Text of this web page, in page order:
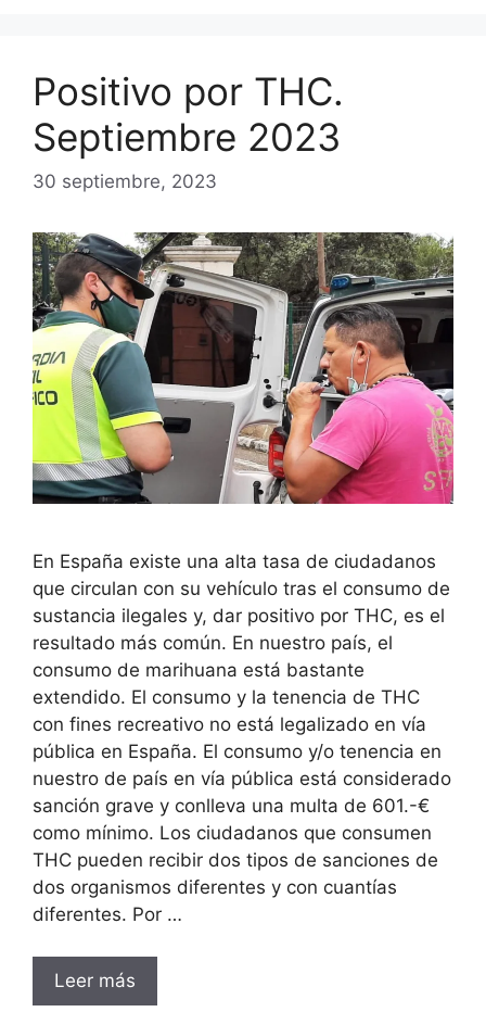
Positivo por THC.
Septiembre 2023
30 septiembre, 2023
En España existe una alta tasa de ciudadanos
que circulan con su vehículo tras el consumo de
sustancia ilegales y, dar positivo por THC, es el
resultado más común. En nuestro país, el
consumo de marihuana está bastante
extendido. El consumo y la tenencia de THC
con fines recreativo no está legalizado en vía
pública en España. El consumo y/o tenencia en
nuestro de país en vía pública está considerado
sanción grave y conlleva una multa de 601.-€
como mínimo. Los ciudadanos que consumen
THC pueden recibir dos tipos de sanciones de
dos organismos diferentes y con cuantías
diferentes. Por …
Leer más